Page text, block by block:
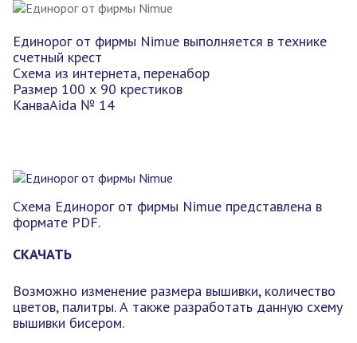
Единорог от фирмы Nimue выполняется в технике
счетный крест
Схема из интернета, перенабор
Размер 100 х 90 крестиков
КанваAida № 14
Схема Единорог от фирмы Nimue представлена в
формате PDF.
СКАЧАТЬ
Возможно изменение размера вышивки, количество
цветов, палитры. А также разработать данную схему
вышивки бисером.